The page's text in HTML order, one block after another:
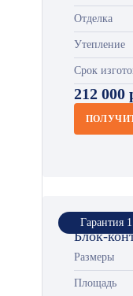
Отделка
Утепление
Срок
212 000
Гарантия
Блок-
Размеры
Площадь